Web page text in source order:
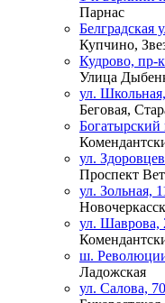
Парнас
Белградская
Купчино,
Кудрово, пр-
Улица
ул.
Беговая,
Богатырский
ул.
Проспект
ул. Зольная,
ул. Шаврова,
ш.
Ладожская
ул. Салова,